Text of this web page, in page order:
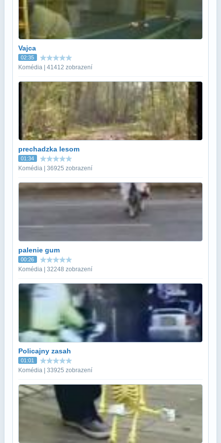
Vajca
02:35
Komédia | 41412 zobrazení
prechadzka lesom
01:34
Komédia | 36925 zobrazení
palenie gum
00:26
Komédia | 32248 zobrazení
Policajny zasah
01:01
Komédia | 33925 zobrazení